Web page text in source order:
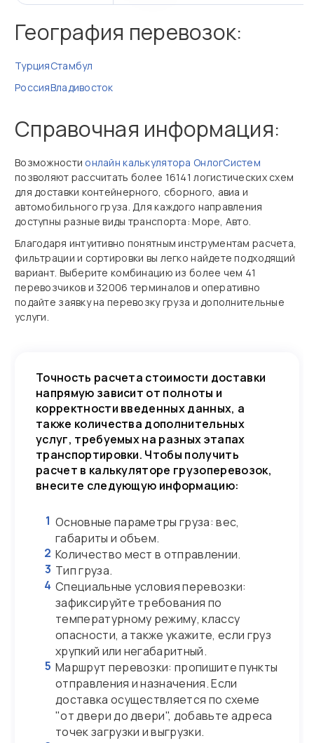
География перевозок:
ТурцияСтамбул
РоссияВладивосток
Справочная информация:
Возможности онлайн калькулятора ОнлогСистем
позволяют рассчитать более 16141 логистических схем
для доставки контейнерного, сборного, авиа и
автомобильного груза. Для каждого направления
доступны разные виды транспорта: Море, Авто.
Благодаря интуитивно понятным инструментам расчета,
фильтрации и сортировки вы легко найдете подходящий
вариант. Выберите комбинацию из более чем 41
перевозчиков и 32006 терминалов и оперативно
подайте заявку на перевозку груза и дополнительные
услуги.
Точность расчета стоимости доставки
напрямую зависит от полноты и
корректности введенных данных, а
также количества дополнительных
услуг, требуемых на разных этапах
транспортировки. Чтобы получить
расчет в калькуляторе грузоперевозок,
внесите следующую информацию:
1 Основные параметры груза: вес,
габариты и объем.
2 Количество мест в отправлении.
3 Тип груза.
4 Специальные условия перевозки:
зафиксируйте требования по
температурному режиму, классу
опасности, а также укажите, если груз
хрупкий или негабаритный.
5 Маршрут перевозки: пропишите пункты
отправления и назначения. Если
доставка осуществляется по схеме
"от двери до двери", добавьте адреса
точек загрузки и выгрузки.